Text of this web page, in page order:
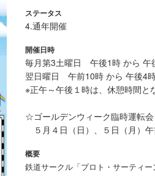
ステータス
4.通年開催
開催日時
毎月第3土曜日 午後1時 から 午
翌日曜日 午前10時 から 午後4
※正午～午後１時は、休憩時間と
☆ゴールデンウィーク臨時運転
５月４日（日）、５日（月）
概要
鉄道サークル「プロト・サーティ